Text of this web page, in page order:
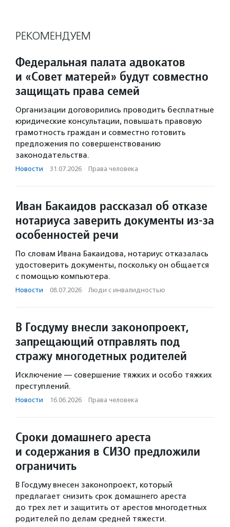
РЕКОМЕНДУЕМ
Федеральная палата адвокатов
и «Совет матерей» будут совместно
защищать права семей
Организации договорились проводить бесплатные
юридические консультации, повышать правовую
грамотность граждан и совместно готовить
предложения по совершенствованию
законодательства.
Новости · 31.07.2026 · Права человека
Иван Бакаидов рассказал об отказе
нотариуса заверить документы из-за
особенностей речи
По словам Ивана Бакаидова, нотариус отказалась
удостоверить документы, поскольку он общается
с помощью компьютера.
Новости · 08.07.2026 · Люди с инвалидностью
В Госдуму внесли законопроект,
запрещающий отправлять под
стражу многодетных родителей
Исключение — совершение тяжких и особо тяжких
преступлений.
Новости · 16.06.2026 · Права человека
Сроки домашнего ареста
и содержания в СИЗО предложили
ограничить
В Госдуму внесен законопроект, который
предлагает снизить срок домашнего ареста
до трех лет и защитить от арестов многодетных
родителей по делам средней тяжести.